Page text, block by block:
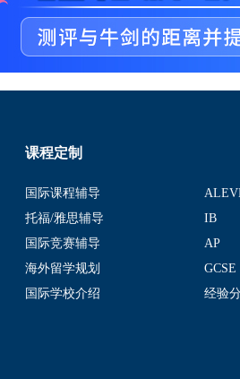
课程定制
国际课程辅导
托福/雅思辅导
IB
国际竞赛辅导
AP
海外留学规划
GCSE
国际学校介绍
经验